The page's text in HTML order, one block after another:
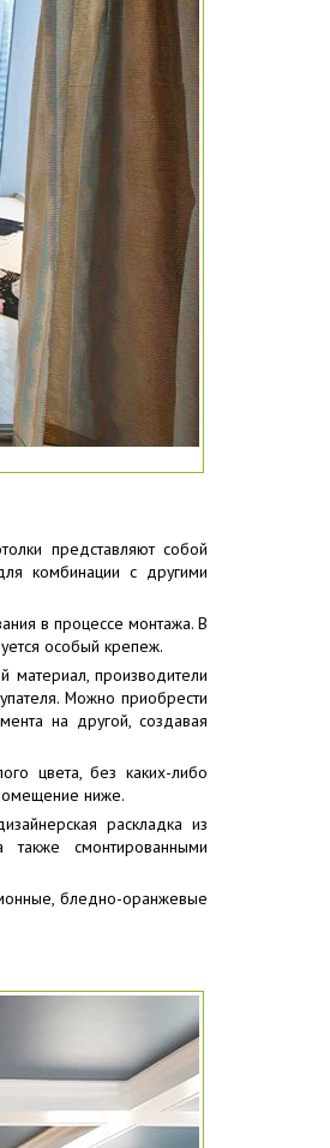
представляют собой
комбинации с другими
в процессе монтажа. В
особый крепеж.
материал, производители
Можно приобрести
на другой, создавая
цвета, без каких-либо
ниже.
раскладка из
смонтированными
бледно-оранжевые